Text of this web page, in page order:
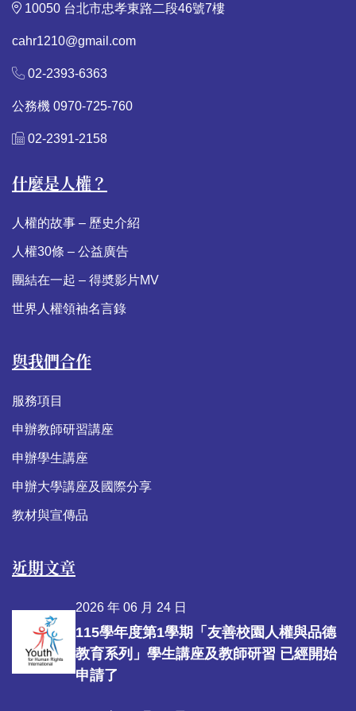
10050 台北市忠孝東路二段46號7樓
cahr1210@gmail.com
02-2393-6363
公務機 0970-725-760
02-2391-2158
什麼是人權？
人權的故事 – 歷史介紹
人權30條 – 公益廣告
團結在一起 – 得奬影片MV
世界人權領袖名言錄
與我們合作
服務項目
申辦教師研習講座
申辦學生講座
申辦大學講座及國際分享
教材與宣傳品
近期文章
2026 年 06 月 24 日
115學年度第1學期「友善校園人權與品德
教育系列」學生講座及教師研習 已經開始
申請了